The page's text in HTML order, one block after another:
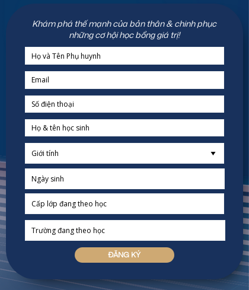
Khám phá thế mạnh của bản thân & chinh phục
những cơ hội học bổng giá trị!
ĐĂNG KÝ